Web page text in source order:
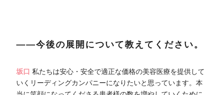
――今後の展開について教えてください。
坂口私たちは安心・安全で適正な価格の美容医療を提供して
いくリーディングカンパニーになりたいと思っています。本